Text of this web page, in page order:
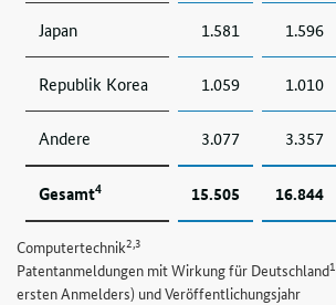
Computertechnik2,3
Patentanmeldungen mit Wirkung für Deutschland1
ersten Anmelders) und Veröffentlichungsjahr
Japan 1.581 1.596
Republik Korea 1.059 1.010
Andere 3.077 3.357
Gesamt4 15.505 16.844